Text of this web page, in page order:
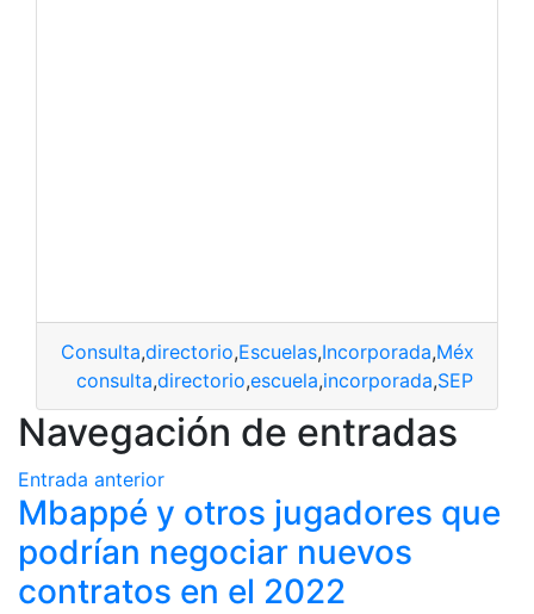
Consulta,directorio,Escuelas,Incorporada,México
consulta,directorio,escuela,incorporada,SEP
Navegación de entradas
Entrada anterior
Mbappé y otros jugadores que
podrían negociar nuevos
contratos en el 2022